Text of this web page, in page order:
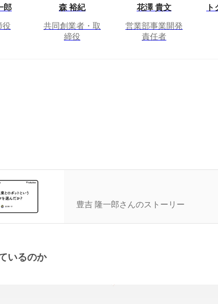
郎
役
森 裕紀
共同創業者・取
締役
花澤 貴文
営業部事業開発
責任者
んだか？（2021年9月10日配信）
豊吉 隆一郎さんのストーリー
いるのか